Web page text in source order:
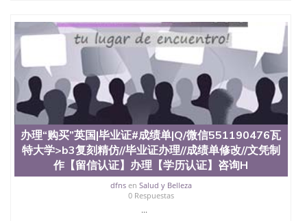
State University）圣何塞州立大学学历（ San Jose
State University）圣何塞州立大学学历（San Jose
State University）圣何塞州立大学学历（San Jose
State University）圣 塞州立大学学历（San Jose
State University）圣何塞州立大学（San Jose State
University）圣何塞州立大学（San Jose State
University）圣何塞州立大学（San Jose State
University）圣何塞州立大学（San Jose State
University）圣何塞州立大学学位证（San Jose State
University）圣何塞州立大学学位证（San Jose State
University）圣何塞州立大学学位证（San Jose State
University）圣何塞州立大学（San Jose State
University）圣何塞州立大学（San Jose State
University）圣何塞州立大学（San Jose State
University）圣何塞州立大学（San Jose State
University）圣何塞州立大学学位证（San Jose State
办理“购买”英国|毕业证#成绩单|Q/微信551190476瓦
特大学>b3复刻精仿//毕业证办理//成绩单修改//文凭制
作【留信认证】办理【学历认证】咨询H
dfnsen Salud y Belleza
0 Respuestas
...